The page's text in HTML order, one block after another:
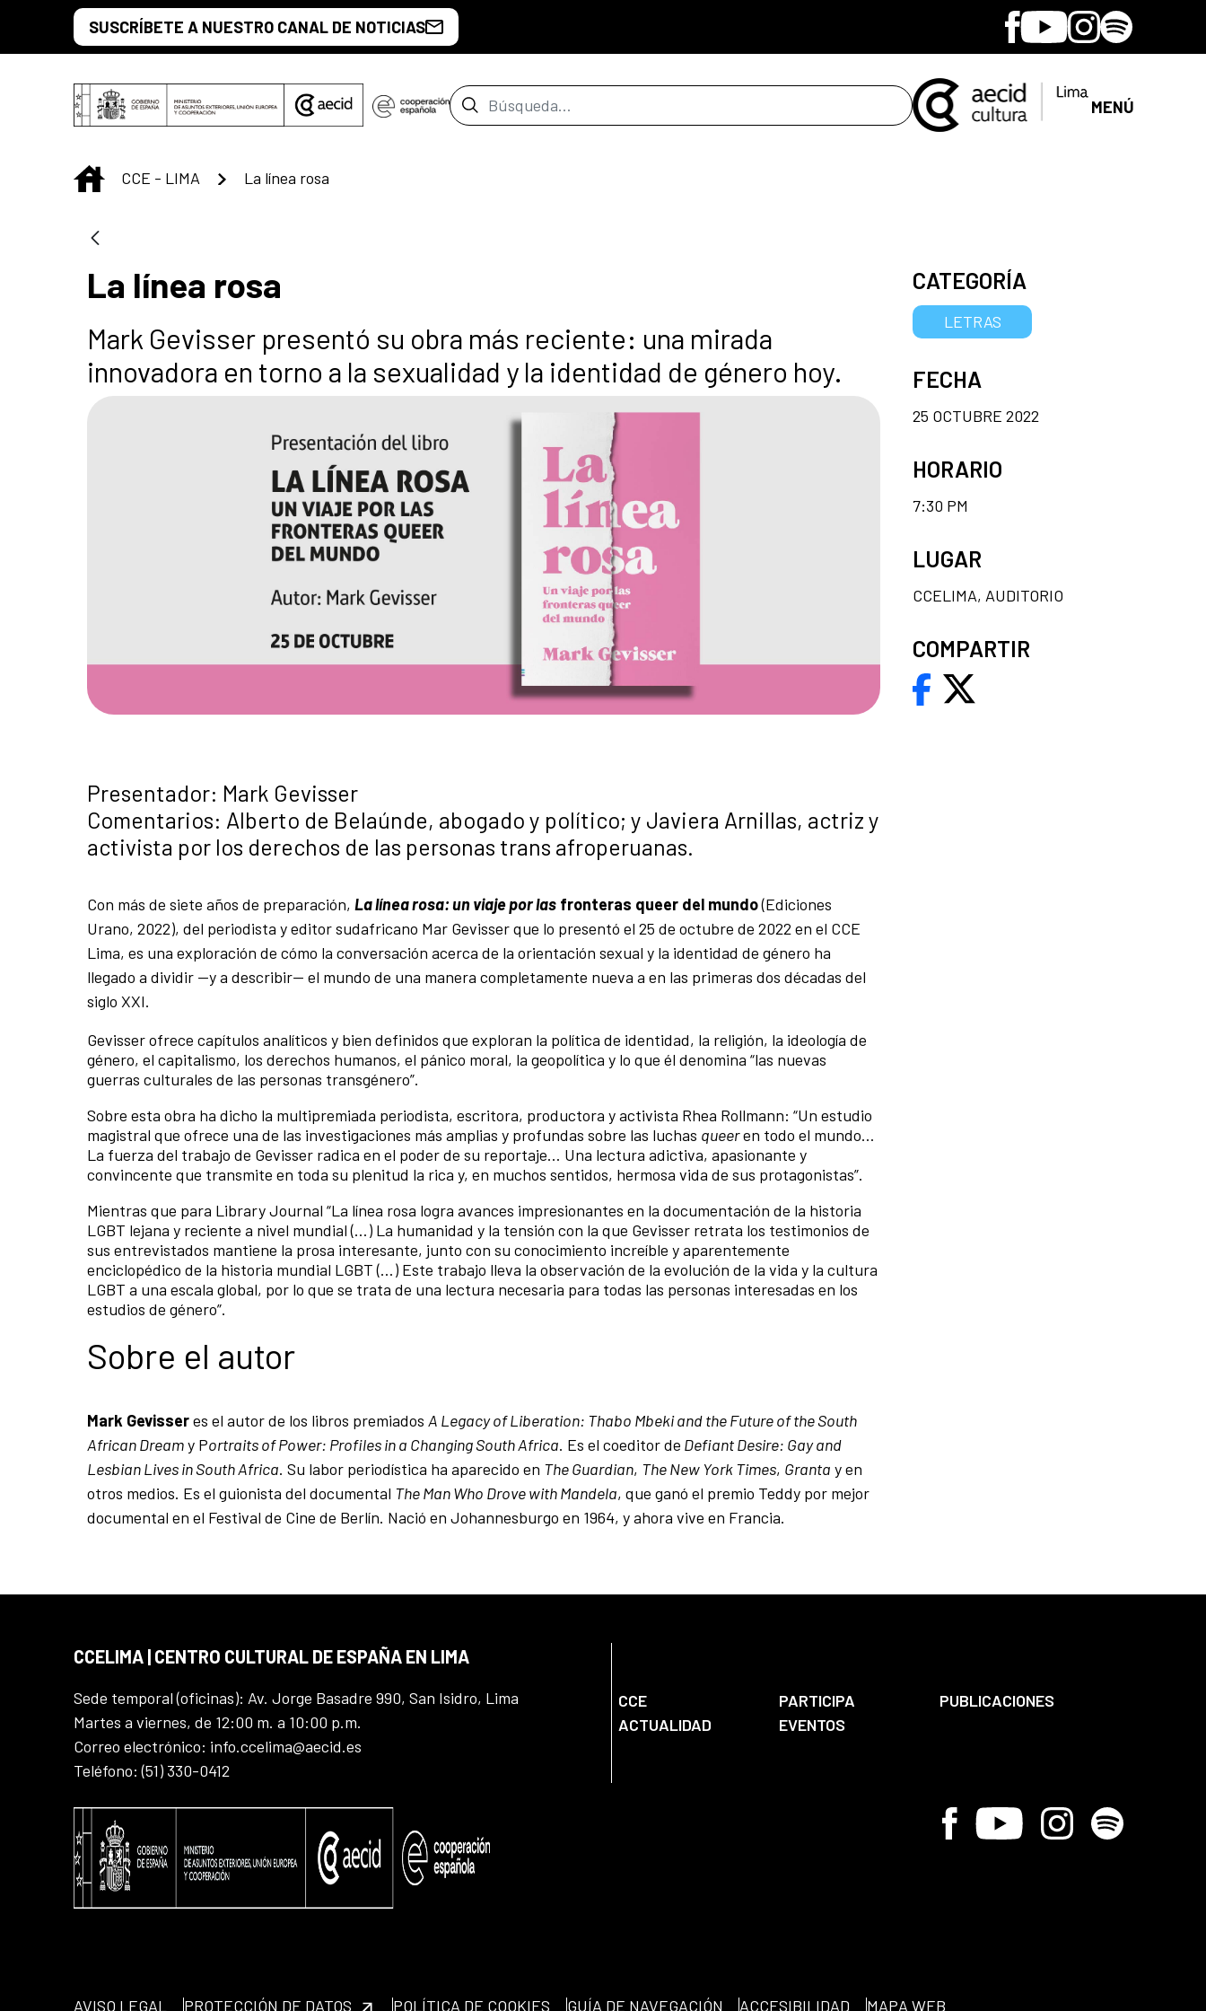
Saltar al contenido principal
SUSCRÍBETE A NUESTRO CANAL DE NOTICIAS Facebook
YoutubeInstagram
Spotify
Barra de búsqueda MENÚ
INICIO
CCE - LIMA La línea rosa
La línea rosa
Mark Gevisser presentó su obra más reciente: una mirada
innovadora en torno a la sexualidad y la identidad de género hoy.
Presentador: Mark Gevisser
Comentarios: Alberto de Belaúnde, abogado y político; y Javiera Arnillas, actriz y
activista por los derechos de las personas trans afroperuanas.
Con más de siete años de preparación, La línea rosa: un viaje por las fronteras queer del mundo(Ediciones
Urano, 2022), del periodista y editor sudafricano Mar Gevisser que lo presentó el 25 de octubre de 2022 en el CCE
Lima, es una exploración de cómo la conversación acerca de la orientación sexual y la identidad de género ha
llegado a dividir —y a describir— el mundo de una manera completamente nueva a en las primeras dos décadas del
siglo XXI.
Gevisser ofrece capítulos analíticos y bien definidos que exploran la política de identidad, la religión, la ideología de
género, el capitalismo, los derechos humanos, el pánico moral, la geopolítica y lo que él denomina “las nuevas
guerras culturales de las personas transgénero”.
Sobre esta obra ha dicho la multipremiada periodista, escritora, productora y activista Rhea Rollmann: “Un estudio
magistral que ofrece una de las investigaciones más amplias y profundas sobre las luchas queeren todo el mundo…
La fuerza del trabajo de Gevisser radica en el poder de su reportaje… Una lectura adictiva, apasionante y
convincente que transmite en toda su plenitud la rica y, en muchos sentidos, hermosa vida de sus protagonistas”.
Mientras que para Library Journal “La línea rosa logra avances impresionantes en la documentación de la historia
LGBT lejana y reciente a nivel mundial (…) La humanidad y la tensión con la que Gevisser retrata los testimonios de
sus entrevistados mantiene la prosa interesante, junto con su conocimiento increíble y aparentemente
enciclopédico de la historia mundial LGBT (…) Este trabajo lleva la observación de la evolución de la vida y la cultura
LGBT a una escala global, por lo que se trata de una lectura necesaria para todas las personas interesadas en los
estudios de género”.
Sobre el autor
Mark Gevisseres el autor de los libros premiados A Legacy of Liberation: Thabo Mbeki and the Future of the South
African Dreamy Portraits of Power: Profiles in a Changing South Africa. Es el coeditor de Defiant Desire: Gay and
Lesbian Lives in South Africa. Su labor periodística ha aparecido en The Guardian, The New York Times, Granta y en
otros medios. Es el guionista del documental The Man Who Drove with Mandela, que ganó el premio Teddy por mejor
documental en el Festival de Cine de Berlín. Nació en Johannesburgo en 1964, y ahora vive en Francia.
CATEGORÍA
LETRAS
FECHA
25 OCTUBRE 2022
HORARIO
7:30 PM
LUGAR
CCELIMA, AUDITORIO
COMPARTIR
CCELIMA | CENTRO CULTURAL DE ESPAÑA EN LIMA
Sede temporal (oficinas): Av. Jorge Basadre 990, San Isidro, Lima
Martes a viernes, de 12:00 m. a 10:00 p.m.
Correo electrónico: info.ccelima@aecid.es
Teléfono: (51) 330-0412
CCE PARTICIPA
PUBLICACIONES
ACTUALIDAD
EVENTOS
Facebook
Youtube InstagramSpotify
AVISO LEGAL PROTECCIÓN DE DATOS POLÍTICA DE COOKIES GUÍA DE NAVEGACIÓN ACCESIBILIDAD MAPA WEB